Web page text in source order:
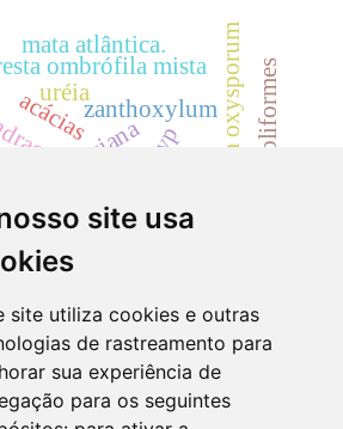
site usa
site utiliza cookies e outras
de rastreamento para
sua experiência de
para os seguintes
creatinina
dicksoniaceae
sellowiana fusarium oxysporum
acácias
uréia
ombrófila mista
eritrocitário
drogas vegetais
zanthoxylum
mata atlântica.
coliformes
cyp